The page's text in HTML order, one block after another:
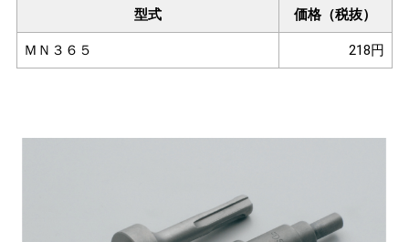
型式 価格（税抜）
ＭＮ３６５ 218円